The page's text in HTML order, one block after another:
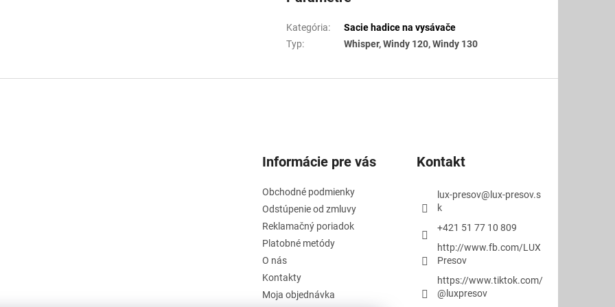
Kategória:
Sacie hadice na vysávače
Typ: Whisper, Windy 120, Windy 130
Informácie pre vás
Obchodné podmienky
Odstúpenie od zmluvy
Reklamačný poriadok
Platobné metódy
O nás
Kontakty
Moja objednávka
Kontakt
lux-presov@ lux-presov.s
k
+421 51 77 10 809
http://www.fb.com/LUX
Presov
https://www.tiktok.com/
@luxpresov